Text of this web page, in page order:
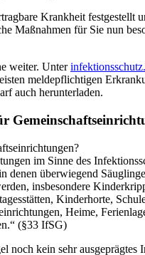
Krankheit festgestellt
Maßnahmen für Sie nun
weiter. Unter
meldepflichtigen
auch herunterladen.
im Sinne des
denen überwiegend
insbesondere
Kinderhorte,
Heime,
(§33 IfSG)
noch kein sehr ausgeprägtes